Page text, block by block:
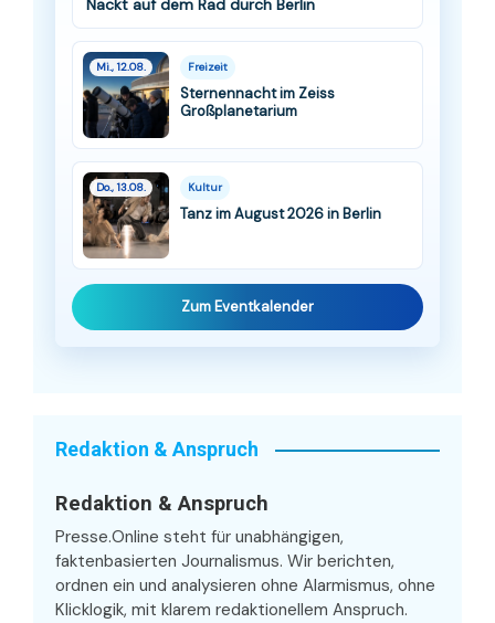
Nackt auf dem Rad durch Berlin
Mi., 12.08. Freizeit
Sternennacht im Zeiss
Großplanetarium
Do., 13.08. Kultur
Tanz im August 2026 in Berlin
Zum Eventkalender
Redaktion & Anspruch
Redaktion & Anspruch
Presse.Online steht für unabhängigen,
faktenbasierten Journalismus. Wir berichten,
ordnen ein und analysieren ohne Alarmismus, ohne
Klicklogik, mit klarem redaktionellem Anspruch.